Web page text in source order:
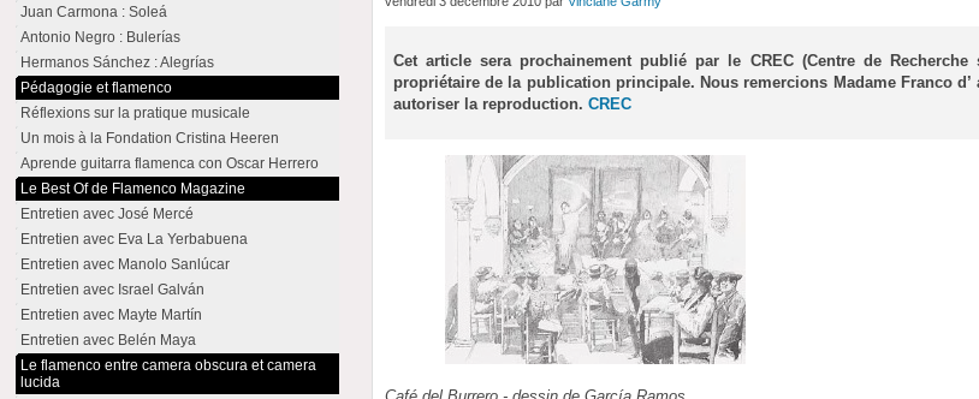
Cet article sera prochainement publié par le CREC (Centre de Recherche
propriétaire de la publication principale. Nous remercions Madame Franco
autoriser la reproduction. CREC
Juan Carmona : Soleá
Antonio Negro : Bulerías
Hermanos Sánchez : Alegrías
Pédagogie et flamenco
Réflexions sur la pratique musicale
Un mois à la Fondation Cristina Heeren
Aprende guitarra flamenca con Oscar Herrero
Le Best Of de Flamenco Magazine
Entretien avec José Mercé
Entretien avec Eva La Yerbabuena
Entretien avec Manolo Sanlúcar
Entretien avec Israel Galván
Entretien avec Mayte Martín
Entretien avec Belén Maya
Le flamenco entre camera obscura et camera
lucida